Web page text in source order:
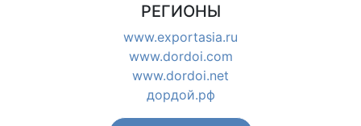
РЕГИОНЫ
www.exportasia.ru
www.dordoi.com
www.dordoi.net
дордой.рф